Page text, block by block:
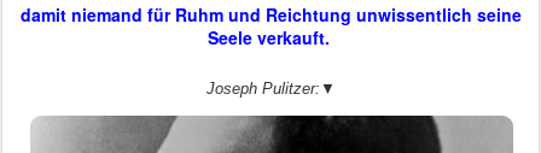
damit niemand für Ruhm und Reichtung unwissentlich seine
Seele verkauft.
Joseph Pulitzer:▼